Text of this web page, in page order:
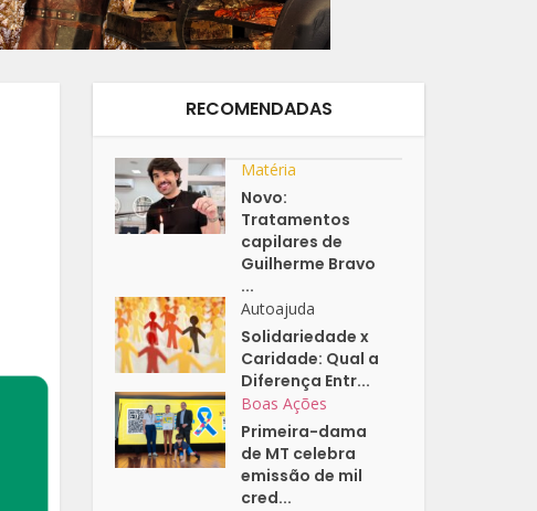
RECOMENDADAS
Matéria
Novo:
Tratamentos
capilares de
Guilherme Bravo
...
Autoajuda
Solidariedade x
Caridade: Qual a
Diferença Entr...
Boas Ações
Primeira-dama
de MT celebra
emissão de mil
cred...